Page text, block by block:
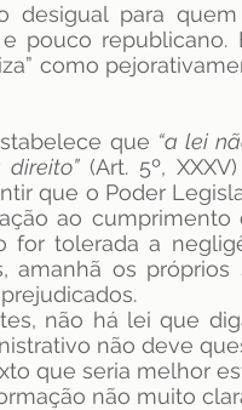
desigual para
pouco republicano.
como
que “a lei
(Art. 5º,
que o Poder
ao cumprimento
for tolerada a
amanhã os próprios
não há lei que
não deve
que seria melhor
não muito